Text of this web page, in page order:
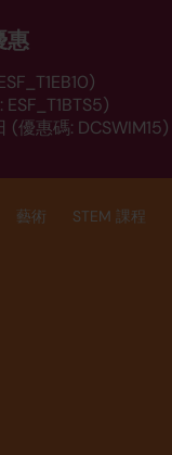
惠
(優惠碼: DCSWIM15)
藝術 STEM 課程